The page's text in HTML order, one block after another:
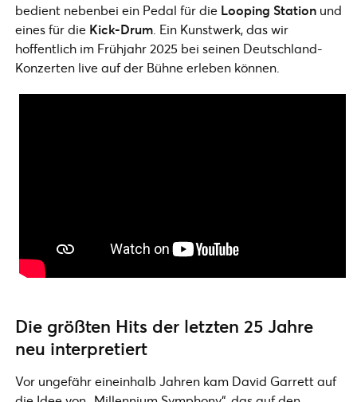
bedient nebenbei ein Pedal für die Looping Station und
eines für die Kick-Drum . Ein Kunstwerk, das wir
hoffentlich im Frühjahr 2025 bei seinen Deutschland-
Konzerten live auf der Bühne erleben können.
Die größten Hits der letzten 25 Jahre
neu interpretiert
Vor ungefähr eineinhalb Jahren kam David Garrett auf